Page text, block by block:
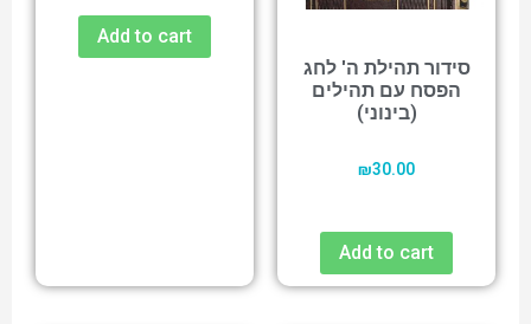
סידור תהילת ה' לחג
הפסח עם תהילים
(בינוני)
₪30.00
Add to cart
Add to cart